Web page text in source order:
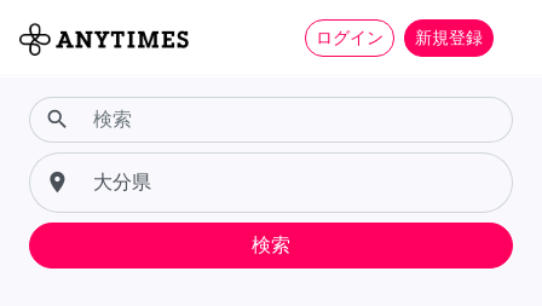
ログイン 新規登録
search
place
検索